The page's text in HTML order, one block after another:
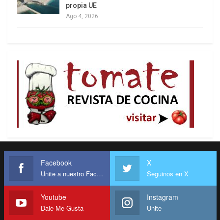
ricos.Gobernará para los suyos y para el sector
dólares. Muestra de ello será, sin duda, el primer
gabinete ministerial y los sucesivos. Fuerza
Popular no tiene cuadros profesionales y eso lo
pondrá en apuros; por tanto, tendrá que recurrir a
personas fuera de su entorno que compartirán
con Moyano, Barbarán, Martha Chávez, Aguinaga,
etc.
4.Certeza que no va a proponer la derogatoria de
las leyes pro crimen
que Fuerza Popular aprobó.
La iniciativa será del Congreso.
propia UE
Ago 4, 2026
Facebook
Unite a nuestro Facebook
X
Seguinos en X
Youtube
Dale Me Gusta
Instagram
Unite